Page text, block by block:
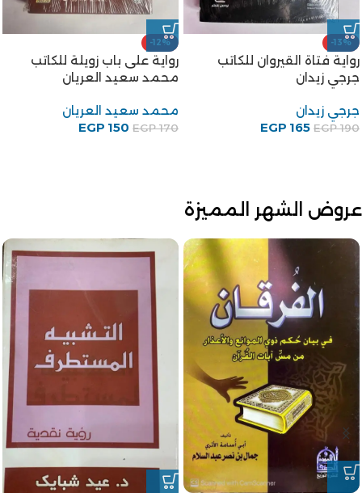
-13%
رواية فتاة القيروان للكاتب
جرجي زيدان
جرجي زيدان
EGP190
EGP 165
-12%
رواية على باب زويلة للكاتب
محمد سعيد العريان
محمد سعيد العريان
EGP170
EGP 150
عروض الشهر المميزة